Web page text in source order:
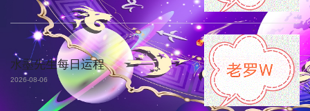
水墨先生每日运程
2026-08-06